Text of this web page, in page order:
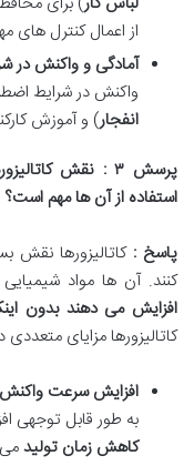
از اعمال کنترل های
آمادگی و واکنش در
واکنش در شرایط
انفجار) و آموزش
پرسش ۳: نقش
استفاده از آن ها مهم است؟
پاسخ :کاتالیزورها نقش
کنند. آن ها مواد
افزایش می دهند بدون
کاتالیزورها مزایای متعددی
افزایش سرعت
به طور قابل توجهی
کاهش زمان تولید